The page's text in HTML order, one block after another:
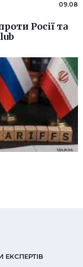
09.08
Росії та
ЕКСПЕРТIВ